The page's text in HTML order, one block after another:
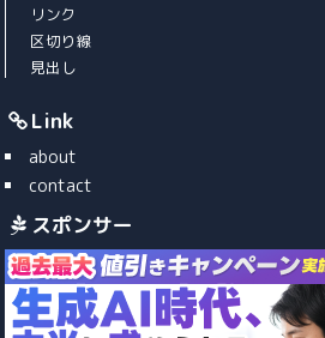
リンク
区切り線
見出し
Link
about
contact
スポンサー